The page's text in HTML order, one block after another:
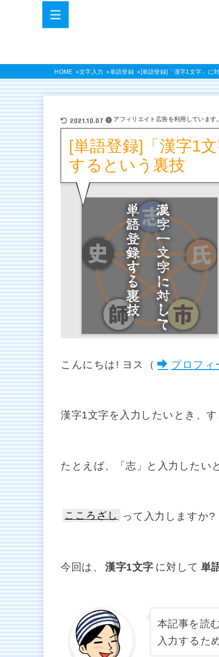
HOME 文字入力 単語登録 [単語登録]「漢字1文字」に
2021.10.07 アフィリエイト広告を利用しています
[単語登録]「漢字1
するという裏技
こんにちは! ヨス（ プロフィ
漢字1文字を入力したいとき、
たとえば、「志」と入力したい
こころざし って入力しますか
今回は、 漢字1文字 に対して 単
本記事を読
入力するた